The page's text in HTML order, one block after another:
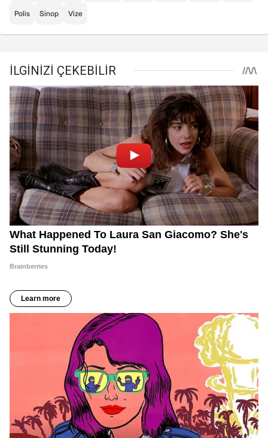
Polis Sinop Vize